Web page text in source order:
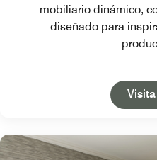
mobiliario dinámico,
diseñado para